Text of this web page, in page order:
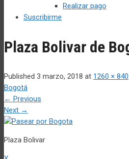
Realizar pago
Suscribirme
Plaza Bolivar de
Published 3 marzo, 2018 at 1260 × 840
Bogotá
← Previous
Next →
Plaza Bolivar